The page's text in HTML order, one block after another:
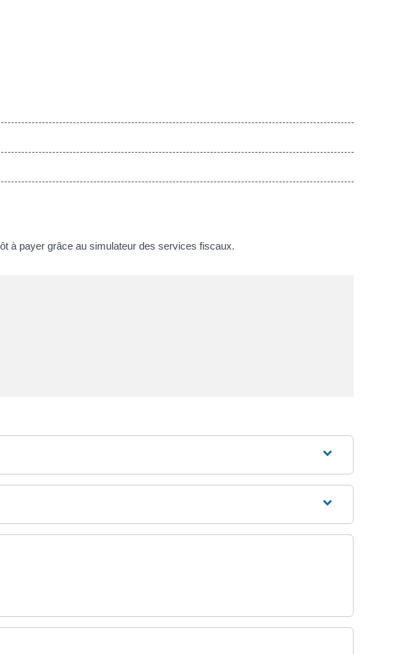
à payer grâce au simulateur des services fiscaux.